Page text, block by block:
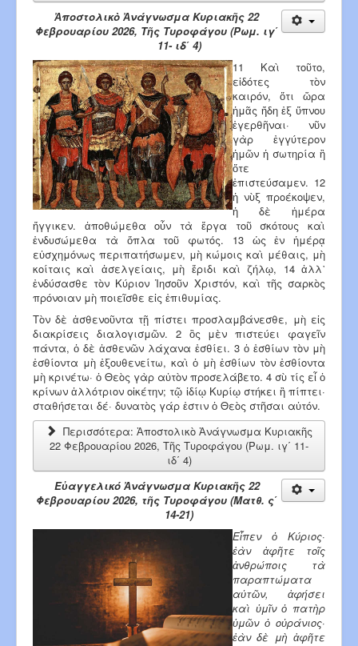
Ἀποστολικὸ Ἀνάγνωσμα Κυριακῆς 22
Φεβρουαρίου 2026, Τῆς Τυροφάγου (Ρωμ. ιγ΄
11- ιδ΄ 4)
11 Καὶ τοῦτο,
εἰδότες τὸν
καιρόν, ὅτι ὥρα
ἡμᾶς ἤδη ἐξ ὕπνου
ἐγερθῆναι· νῦν
γὰρ ἐγγύτερον
ἡμῶν ἡ σωτηρία ἢ
ὅτε
ἐπιστεύσαμεν. 12
ἡ νὺξ προέκοψεν,
ἡ δὲ ἡμέρα
ἤγγικεν. ἀποθώμεθα οὖν τὰ ἔργα τοῦ σκότους καὶ
ἐνδυσώμεθα τὰ ὅπλα τοῦ φωτός. 13 ὡς ἐν ἡμέρᾳ
εὐσχημόνως περιπατήσωμεν, μὴ κώμοις καὶ μέθαις, μὴ
κοίταις καὶ ἀσελγείαις, μὴ ἔριδι καὶ ζήλῳ, 14 ἀλλ᾿
ἐνδύσασθε τὸν Κύριον Ἰησοῦν Χριστόν, καὶ τῆς σαρκὸς
πρόνοιαν μὴ ποι­εῖσθε εἰς ἐπιθυμίας.
Τὸν δὲ ἀσθενοῦντα τῇ πί­στει προσλαμβάνεσθε, μὴ εἰς
διακρίσεις διαλο­γισμῶν. 2 ὃς μὲν πιστεύει φαγεῖν
πάντα, ὁ δὲ ἀσθενῶν λάχανα ἐσθίει. 3 ὁ ἐσθίων τὸν μὴ
ἐσθίοντα μὴ ἐξουθενείτω, καὶ ὁ μὴ ἐσθίων τὸν ἐσθίοντα
μὴ κρι­νέτω· ὁ Θεὸς γὰρ αὐτὸν προσελάβετο. 4 σὺ τίς εἶ ὁ
κρίνων ἀλλό­τριον οἰκέτην; τῷ ἰδίῳ Κυρίῳ στήκει ἢ πίπτει·
σταθήσεται δέ· δυνατὸς γάρ ἐστιν ὁ Θεὸς στῆσαι αὐτόν.
Περισσότερα: Ἀποστολικὸ Ἀνάγνωσμα Κυριακῆς
22 Φεβρουαρίου 2026, Τῆς Τυροφάγου (Ρωμ. ιγ΄ 11-
ιδ΄ 4)
Εὐαγγελικό Ἀνάγνωσμα Κυριακῆς 22
Φεβρουαρίου 2026, τῆς Τυροφάγου (Ματθ. ς΄
14-21)
Eἶπεν ὁ Κύριος·
ἐὰν ἀφῆτε τοῖς
ἀνθρώποις τὰ
παρα­πτώματα
αὐτῶν, ἀφήσει
καὶ ὑμῖν ὁ πατὴρ
ὑμῶν ὁ οὐράνιος·
ἐὰν δὲ μὴ ἀφῆτε